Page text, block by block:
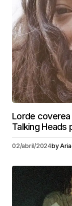
Lorde coverea
Talking Heads
02/abril/2024by